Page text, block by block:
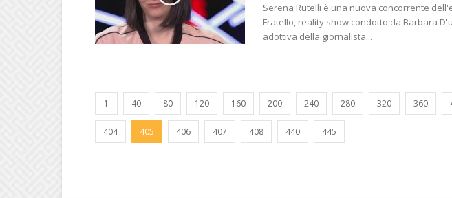
Serena Rutelli è una nuova concorrente
Fratello, reality show condotto da Barbara
adottiva della giornalista...
1 40 80 120 160 200 240 280 320 360
404 405 406 407 408 440 445